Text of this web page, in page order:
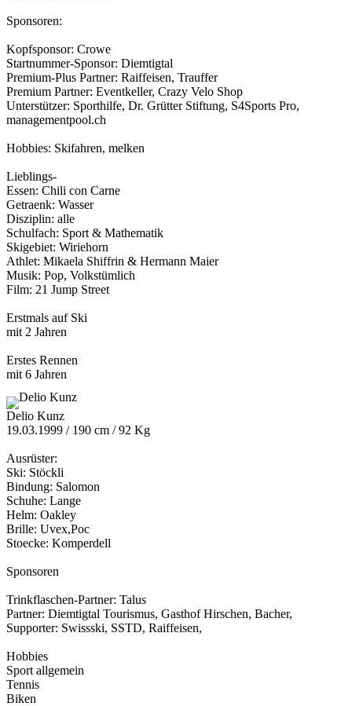
Sponsoren:
Kopfsponsor: Crowe
Startnummer­-Sponsor: Diemtigtal
Premium-Plus Partner: Raiffeisen, Trauffer
Premium Partner: Eventkeller, Crazy Velo Shop
Unterstützer: Sporthilfe, Dr. Grütter Stiftung, S4Sports Pro,
managementpool.ch
Hobbies: Skifahren, melken
Lieblings-
Essen: Chili con Carne
Getraenk: Wasser
Disziplin: alle
Schulfach: Sport & Mathematik
Skigebiet: Wiriehorn
Athlet: Mikaela Shiffrin & Hermann Maier
Musik: Pop, Volkstümlich
Film: 21 Jump Street
Erstmals auf Ski
mit 2 Jahren
Erstes Rennen
mit 6 Jahren
Delio Kunz
19.03.1999 / 190 cm / 92 Kg
Ausrüster:
Ski: Stöckli
Bindung: Salomon
Schuhe: Lange
Helm: Oakley
Brille: Uvex,Poc
Stoecke: Komperdell
Sponsoren
Trinkflaschen-Partner: Talus
Partner: Diemtigtal Tourismus, Gasthof Hirschen, Bacher,
Supporter: Swissski, SSTD, Raiffeisen,
Hobbies
Sport allgemein
Tennis
Biken